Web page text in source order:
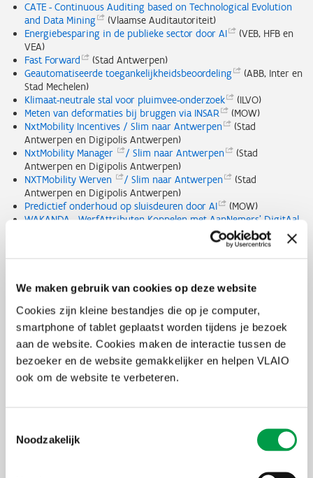
We maken gebruik van cookies op deze website
Cookies zijn kleine bestandjes die op je computer,
smartphone of tablet geplaatst worden tijdens je bezoek
aan de website. Cookies maken de interactie tussen de
bezoeker en de website gemakkelijker en helpen VLAIO
ook om de website te verbeteren.
Noodzakelijk
CATE - Continuous Auditing based on Technological Evolution
and Data Mining
(Vlaamse Auditautoriteit)
Energiebesparing in de publieke sector door AI
(VEB, HFB en
VEA)
Fast Forward
(Stad Antwerpen)
Geautomatiseerde toegankelijkheidsbeoordeling
(ABB, Inter en
Stad Mechelen)
Klimaat-neutrale stal voor pluimvee-onderzoek
(ILVO)
Meten van deformaties bij bruggen via INSAR
(MOW)
NxtMobility Incentives / Slim naar Antwerpen
(Stad
Antwerpen en Digipolis Antwerpen)
NxtMobility Manager / Slim naar Antwerpen
(Stad
Antwerpen en Digipolis Antwerpen)
NXTMobility Werven / Slim naar Antwerpen
(Stad
Antwerpen en Digipolis Antwerpen)
Predictief onderhoud op sluisdeuren door AI
(MOW)
WAKANDA - WerfAttributen Koppelen met AanNemers’ DigitAal
PIO uitgeroepen als 'voorbeeld' voor andere
overheden
Vlaanderen besteedt jaarlijks 30 tot 40 miljard aan
overheidsaankopen. Met het Programma Innovatieve
Overheidsopdrachten (PIO) willen we de enorme koopkracht van
de Vlaamse overheid en de publieke sector meer strategisch
inzetten voor innovatie. Europa noemde het PIO-programma eerder
innovatieve overheidsopdrachten die na 5 oproepen aan de
publieke sector in Vlaanderen werden geselecteerd.
De volledige